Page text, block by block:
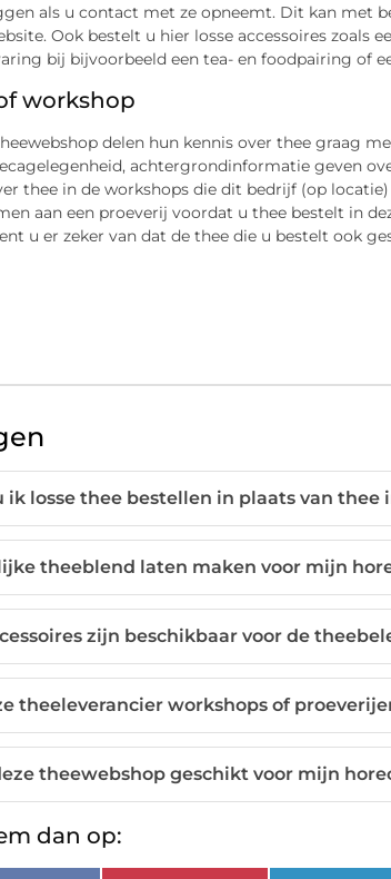
als u contact met ze opneemt. Dit kan met
Ook bestelt u hier losse accessoires zoals
bij bijvoorbeeld een tea- en foodpairing of
workshop
delen hun kennis over thee graag
achtergrondinformatie geven
thee in de workshops die dit bedrijf (op
aan een proeverij voordat u thee bestelt in
u er zeker van dat de thee die u bestelt ook
ik losse thee bestellen in plaats van thee
theeblend laten maken voor mijn
zijn beschikbaar voor de
theeleverancier workshops of
theewebshop geschikt voor mijn
dan op: